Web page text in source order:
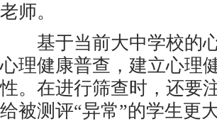
老师。
基于当前大中学校的心
心理健康普查，建立心理
性。在进行筛查时，还要
给被测评“异常”的学生更